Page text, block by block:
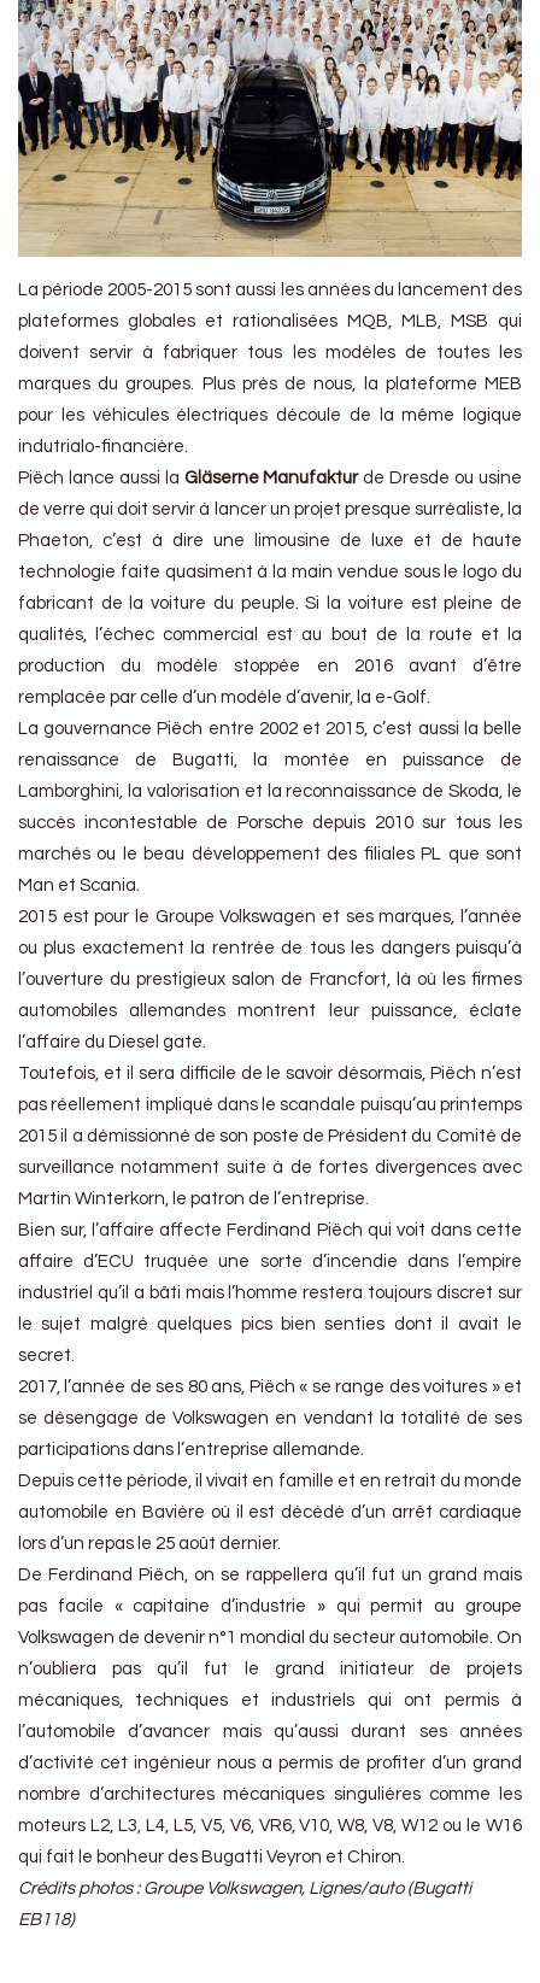
La période 2005-2015 sont aussi les années du lancement des
plateformes globales et rationalisées MQB, MLB, MSB qui
doivent servir à fabriquer tous les modèles de toutes les
marques du groupes. Plus près de nous, la plateforme MEB
pour les véhicules électriques découle de la même logique
indutrialo-financière.
Piëch lance aussi la Gläserne Manufakturde Dresde ou usine
de verre qui doit servir à lancer un projet presque surréaliste, la
Phaeton, c’est à dire une limousine de luxe et de haute
technologie faite quasiment à la main vendue sous le logo du
fabricant de la voiture du peuple. Si la voiture est pleine de
qualités, l’échec commercial est au bout de la route et la
production du modèle stoppée en 2016 avant d’être
remplacée par celle d’un modèle d’avenir, la e-Golf.
La gouvernance Piëch entre 2002 et 2015, c’est aussi la belle
renaissance de Bugatti, la montée en puissance de
Lamborghini, la valorisation et la reconnaissance de Skoda, le
succès incontestable de Porsche depuis 2010 sur tous les
marchés ou le beau développement des filiales PL que sont
Man et Scania.
2015 est pour le Groupe Volkswagen et ses marques, l’année
ou plus exactement la rentrée de tous les dangers puisqu’à
l’ouverture du prestigieux salon de Francfort, là où les firmes
automobiles allemandes montrent leur puissance, éclate
l’affaire du Diesel gate.
Toutefois, et il sera difficile de le savoir désormais, Piëch n’est
pas réellement impliqué dans le scandale puisqu’au printemps
2015 il a démissionné de son poste de Président du Comité de
surveillance notamment suite à de fortes divergences avec
Martin Winterkorn, le patron de l’entreprise.
Bien sur, l’affaire affecte Ferdinand Piëch qui voit dans cette
affaire d’ECU truquée une sorte d’incendie dans l’empire
industriel qu’il a bâti mais l’homme restera toujours discret sur
le sujet malgré quelques pics bien senties dont il avait le
secret.
2017, l’année de ses 80 ans, Piëch « se range des voitures » et
se désengage de Volkswagen en vendant la totalité de ses
participations dans l’entreprise allemande.
Depuis cette période, il vivait en famille et en retrait du monde
automobile en Bavière où il est décédé d’un arrêt cardiaque
lors d’un repas le 25 août dernier.
De Ferdinand Piëch, on se rappellera qu’il fut un grand mais
pas facile « capitaine d’industrie » qui permit au groupe
Volkswagen de devenir n°1 mondial du secteur automobile. On
n’oubliera pas qu’il fut le grand initiateur de projets
mécaniques, techniques et industriels qui ont permis à
l’automobile d’avancer mais qu’aussi durant ses années
d’activité cet ingénieur nous a permis de profiter d’un grand
nombre d’architectures mécaniques singulières comme les
moteurs L2, L3, L4, L5, V5, V6, VR6, V10, W8, V8, W12 ou le W16
qui fait le bonheur des Bugatti Veyron et Chiron.
Crédits photos : Groupe Volkswagen, Lignes/auto (Bugatti
EB118)